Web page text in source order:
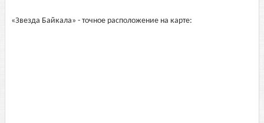
«Звезда Байкала» - точное расположение на карте: